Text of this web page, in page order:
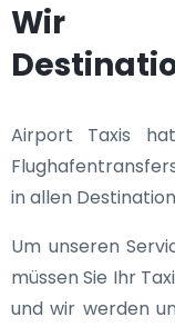
Wir
Airport Taxis
in allen
Um unseren
müssen Sie Ihr
und wir werden